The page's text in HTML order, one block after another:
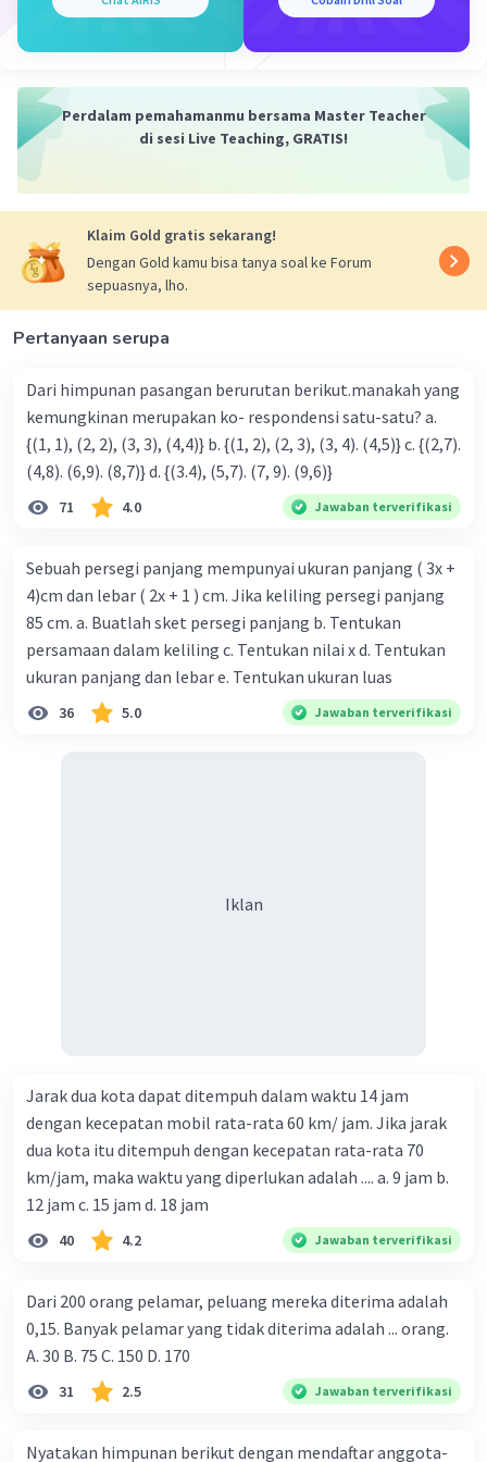
Kesimpulan:
Tidak semua operasi yang bersifat komutatif pasti
yang bersifat komutatif pasti bersifat asosiatif" adalah
salah. Semoga penjelasan ini membantu Anda 🙂
Perdalam pemahamanmu bersama Master Teacher
di sesi Live Teaching, GRATIS!
Klaim Gold gratis sekarang!
Dengan Gold kamu bisa tanya soal ke Forum
sepuasnya, lho.
Pertanyaan serupa
Dari himpunan pasangan berurutan berikut.manakah yang
kemungkinan merupakan ko- respondensi satu-satu? a.
{(1, 1), (2, 2), (3, 3), (4,4)} b. {(1, 2), (2, 3), (3, 4). (4,5)} c. {(2,7).
(4,8). (6,9). (8,7)} d. {(3.4), (5,7). (7, 9). (9,6)}
71 4.0 Jawaban terverifikasi
Sebuah persegi panjang mempunyai ukuran panjang ( 3x +
4)cm dan lebar ( 2x + 1 ) cm. Jika keliling persegi panjang
85 cm. a. Buatlah sket persegi panjang b. Tentukan
persamaan dalam keliling c. Tentukan nilai x d. Tentukan
ukuran panjang dan lebar e. Tentukan ukuran luas
36 5.0 Jawaban terverifikasi
Iklan
Jarak dua kota dapat ditempuh dalam waktu 14 jam
dengan kecepatan mobil rata-rata 60 km/ jam. Jika jarak
dua kota itu ditempuh dengan kecepatan rata-rata 70
km/jam, maka waktu yang diperlukan adalah .... a. 9 jam b.
12 jam c. 15 jam d. 18 jam
40 4.2 Jawaban terverifikasi
Dari 200 orang pelamar, peluang mereka diterima adalah
0,15. Banyak pelamar yang tidak diterima adalah ... orang.
A. 30 B. 75 C. 150 D. 170
31 2.5 Jawaban terverifikasi
Nyatakan himpunan berikut dengan mendaftar anggota-